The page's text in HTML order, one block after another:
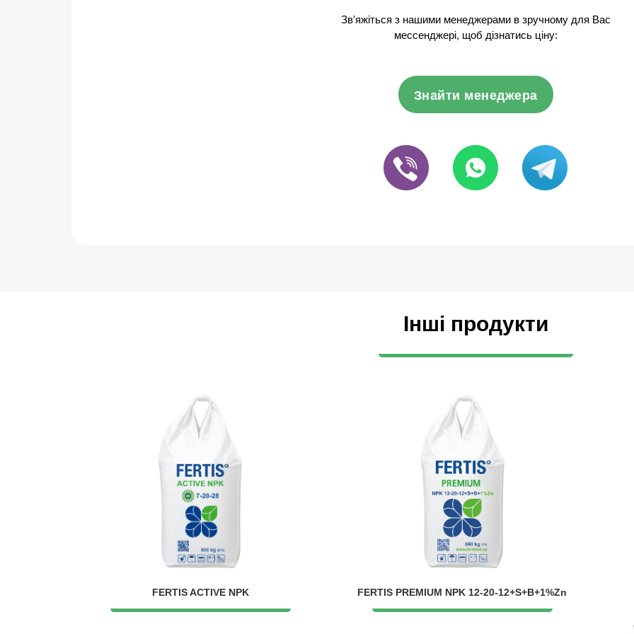
Зв'яжіться з нашими менеджерами в зручному для Вас
мессенджері, щоб дізнатись ціну:
Знайти менеджера
Інші продукти
FERTIS ACTIVE NPK FERTIS PREMIUM NPK 12-20-12+S+B+1%Zn